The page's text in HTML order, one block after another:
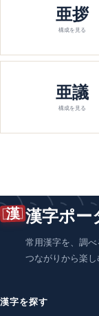
亜拶
構成を見る
亜議
構成を見る
漢 漢字ポー
常用漢字を、調べ
つながりから楽し
漢字を探す